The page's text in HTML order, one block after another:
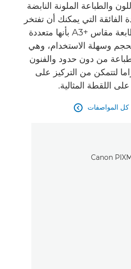
والطباعة الملونة النابضة
الفائقة التي يمكنك أن تفتخر
بها. تتميز هذه الطابعة مقاس A3+‎ بأنها متعددة
وسهلة الاستخدام، وهي
من دون حدود والفنون
لتتمكن من التركيز على
اللقطة المثالية.
كل المواصفات 